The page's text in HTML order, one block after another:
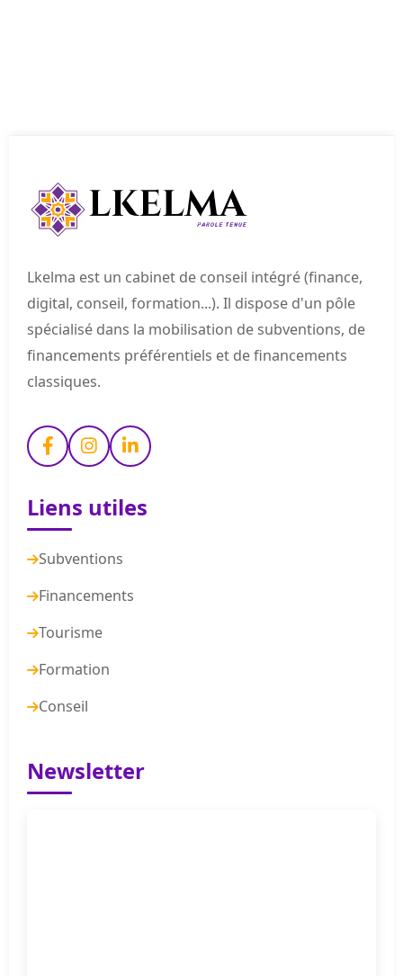
Lkelma est un cabinet de conseil intégré (finance,
digital, conseil, formation...). Il dispose d'un pôle
spécialisé dans la mobilisation de subventions, de
financements préférentiels et de financements
classiques.
Liens utiles
Subventions
Financements
Tourisme
Formation
Conseil
Newsletter